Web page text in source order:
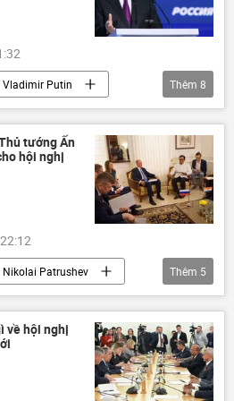
Vladimir Putin
Thế giới
Trung Quốc
Thêm 8
tướng Ấn
hội nghị
Nikolai Patrushev
Thế giới
Thêm 5
về hội nghị